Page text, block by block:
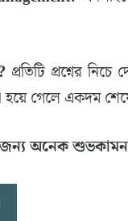
প্রতিটি প্রশ্নের
হয়ে গেলে একদম
জন্য অনেক